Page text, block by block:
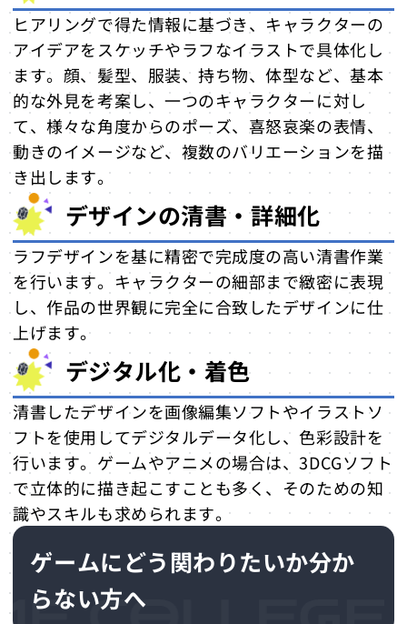
杉森建
新海洋司
ゲームディレクターとの違いと連携
役割の違い
連携の場面
まとめ：キャラクターデザイナーに向
いている人はどんな人？
ヒアリングで得た情報に基づき、キャラクターの
アイデアをスケッチやラフなイラストで具体化し
ます。顔、髪型、服装、持ち物、体型など、基本
的な外見を考案し、一つのキャラクターに対し
て、様々な角度からのポーズ、喜怒哀楽の表情、
動きのイメージなど、複数のバリエーションを描
き出します。
デザインの清書・詳細化
ラフデザインを基に精密で完成度の高い清書作業
を行います。キャラクターの細部まで緻密に表現
し、作品の世界観に完全に合致したデザインに仕
上げます。
デジタル化・着色
清書したデザインを画像編集ソフトやイラストソ
フトを使用してデジタルデータ化し、色彩設計を
行います。ゲームやアニメの場合は、3DCGソフト
で立体的に描き起こすことも多く、そのための知
識やスキルも求められます。
ゲームにどう関わりたいか分か
らない方へ